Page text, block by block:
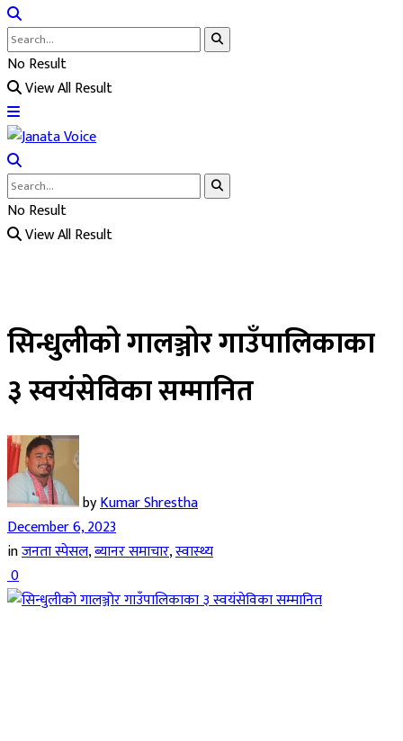
No Result
View All Result
No Result
View All Result
सिन्धुलीको गालञ्जोर गाउँपालिकाका
३ स्वयंसेविका सम्मानित
byKumar Shrestha
December 6, 2023
inजनता स्पेसल,ब्यानर समाचार,स्वास्थ्य
0